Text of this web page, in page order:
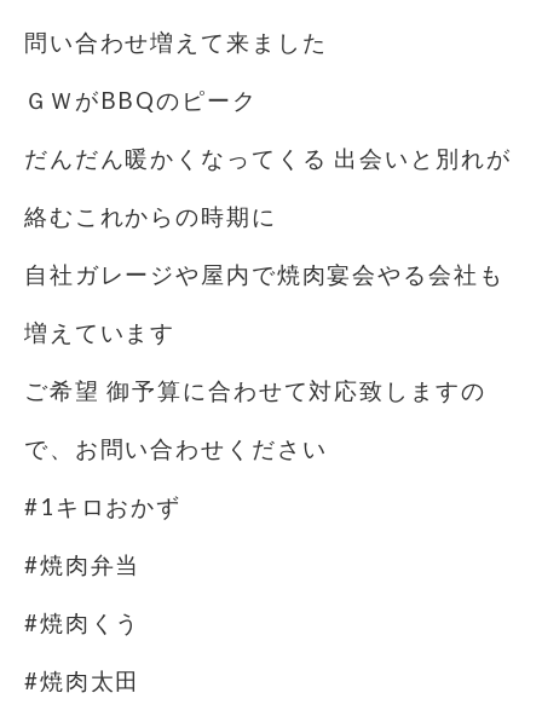
問い合わせ増えて来ました
ＧＷがBBQのピーク️
だんだん暖かくなってくる 出会いと別れが
絡むこれからの時期に
自社ガレージや屋内で焼肉宴会やる会社も
増えています
ご希望 御予算に合わせて対応致しますの
で、お問い合わせください
#1キロおかず
#焼肉弁当
#焼肉くう
#焼肉太田